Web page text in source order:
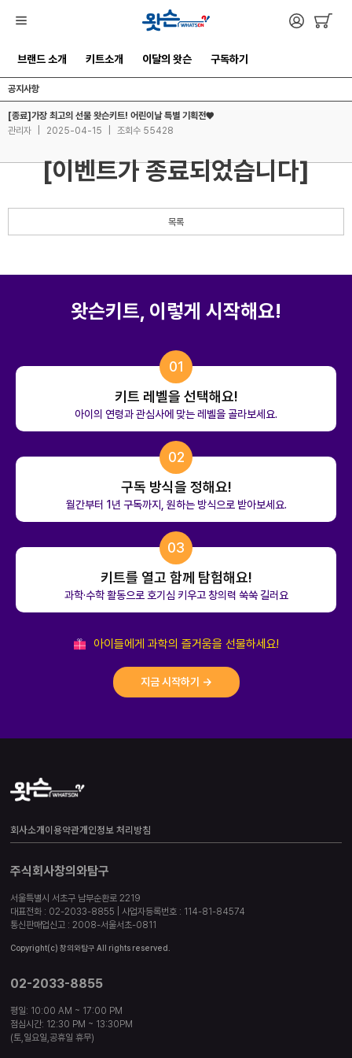
브랜드 소개 키트소개 이달의 왓슨 구독하기
공지사항
[종료]가장 최고의 선물 왓슨키트! 어린이날 특별 기획전♥
관리자
2025-04-15 조회수 55428
[이벤트가 종료되었습니다]
목록
왓슨키트, 이렇게 시작해요!
01
키트 레벨을 선택해요!
아이의 연령과 관심사에 맞는 레벨을 골라보세요.
02
구독 방식을 정해요!
월간부터 1년 구독까지, 원하는 방식으로 받아보세요.
03
키트를 열고 함께 탐험해요!
과학·수학 활동으로 호기심 키우고 창의력 쑥쑥 길러요
아이들에게 과학의 즐거움을 선물하세요!
지금 시작하기 →
회사소개이용약관개인정보 처리방침
주식회사창의와탐구
서울특별시 서초구 남부순환로 2219
대표전화 : 02-2033-8855 | 사업자등록번호 : 114-81-84574
통신판매업신고 : 2008-서울서초-0811
Copyright(c) 창의와탐구 All rights reserved.
02-2033-8855
평일: 10:00 AM ~ 17:00 PM
점심시간: 12:30 PM ~ 13:30PM
(토,일요일,공휴일 휴무)